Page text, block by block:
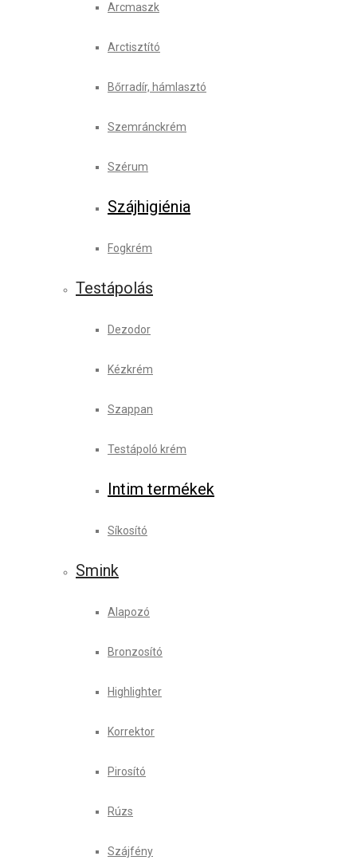
Arcmaszk
Arctisztító
Bőrradír, hámlasztó
Szemránckrém
Szérum
Szájhigiénia
Fogkrém
Testápolás
Dezodor
Kézkrém
Szappan
Testápoló krém
Intim termékek
Síkosító
Smink
Alapozó
Bronzosító
Highlighter
Korrektor
Pirosító
Rúzs
Szájfény